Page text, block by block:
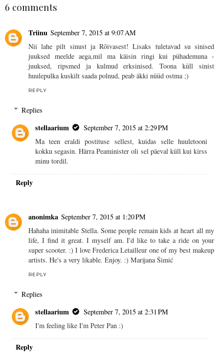
6 comments
Triinu September 7, 2015 at 9:07 AM
Nii lahe pilt sinust ja Rõivasest! Lisaks tuletavad su sinised
juuksed meelde aega,mil ma käisin ringi kui pühademuna -
juuksed, ripsmed ja kulmud erksinised. Toona küll sinist
huulepulka kuskilt saada polnud, peab äkki nüüd ostma ;)
REPLY
Replies
stellaarium
September 7, 2015 at 2:29 PM
Ma teen eraldi postituse sellest, kuidas selle huuletooni
kokku segasin. Härra Peaminister oli sel päeval küll kui kirss
minu tordil.
Reply
anonimka September 7, 2015 at 1:20 PM
Hahaha inimitable Stella. Some people remain kids at heart all my
life, I find it great. I myself am. I'd like to take a ride on your
super scooter. :) I love Frederica Letailleur one of my best makeup
artists. He's a very likable. Enjoy. :) Marijana Šimić
REPLY
Replies
stellaarium
September 7, 2015 at 2:31 PM
I'm feeling like I'm Peter Pan :)
Reply